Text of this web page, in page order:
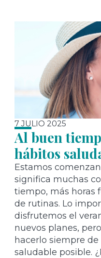
7 JULIO 2025
Al buen
hábitos
Estamos
significa muchas
tiempo, más horas
de rutinas. Lo
disfrutemos el
nuevos planes,
hacerlo siempre
saludable posible.